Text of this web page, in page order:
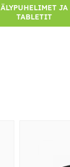
ÄLYPUHELIMET JA
TABLETIT